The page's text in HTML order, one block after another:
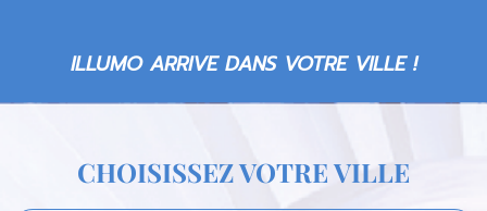
ILLUMO ARRIVE DANS VOTRE VILLE !
CHOISISSEZ VOTRE VILLE